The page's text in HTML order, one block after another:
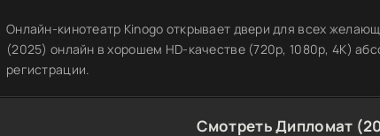
Онлайн-кинотеатр Kinogo открывает двери для всех
(2025) онлайн в хорошем HD-качестве (720p, 1080p, 4K)
регистрации.
Смотреть Дипломат